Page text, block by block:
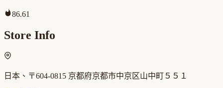
86.61
Store Info
日本、〒604-0815 京都府京都市中京区山中町５５１